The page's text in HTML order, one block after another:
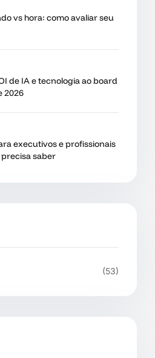
vs hora: como avaliar seu
de IA e tecnologia ao board
2026
executivos e profissionais
saber
(53)